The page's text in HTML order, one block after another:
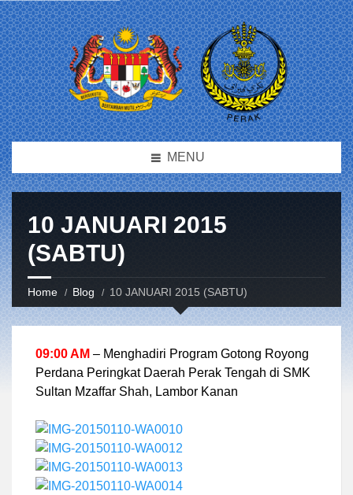
MENU
10 JANUARI 2015
(SABTU)
Home Blog 10 JANUARI 2015 (SABTU)
09:00 AM – Menghadiri Program Gotong Royong
Perdana Peringkat Daerah Perak Tengah di SMK
Sultan Mzaffar Shah, Lambor Kanan